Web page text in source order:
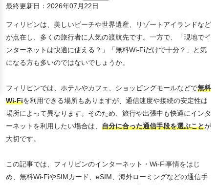
最終更新日： 2026年07月22日
フィリピンは、美しいビーチや世界遺産、リゾートアイランドなど
が点在し、多くの旅行者に人気の渡航先です。一方で、「現地でイ
ンターネットは快適に使える？」「無料Wi-Fiだけで十分？」と気
になる方も多いのではないでしょうか。
フィリピンでは、ホテルやカフェ、ショッピングモールなどで無料
Wi-Fiを利用できる場所もありますが、通信速度や接続の安定性は
場所によって異なります。そのため、旅行や出張中も快適にインタ
ーネットを利用したい場合は、 自分に合った通信手段を選ぶことが
大切です。
この記事では、フィリピンのインターネット・Wi-Fi事情をはじ
め、無料Wi-FiやSIMカード、eSIM、海外ローミングなどの通信手